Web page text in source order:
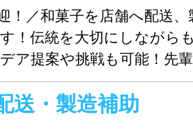
！／和菓子を店舗へ配送
！伝統を大切にしながら
ア提案や挑戦も可能！先
ずつ慣れていけます！
送・製造補助